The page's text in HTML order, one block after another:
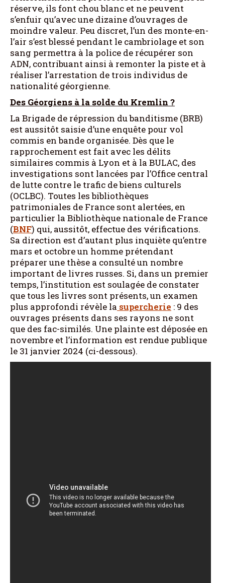
réserve, ils font chou blanc et ne peuvent
s’enfuir qu’avec une dizaine d’ouvrages de
moindre valeur. Peu discret, l’un des monte-en-
l’air s’est blessé pendant le cambriolage et son
sang permettra à la police de récupérer son
ADN, contribuant ainsi à remonter la piste et à
réaliser l’arrestation de trois individus de
nationalité géorgienne.
Des Géorgiens à la solde du Kremlin ?
La Brigade de répression du banditisme (BRB)
est aussitôt saisie d’une enquête pour vol
commis en bande organisée. Dès que le
rapprochement est fait avec les délits
similaires commis à Lyon et à la BULAC, des
investigations sont lancées par l’Office central
de lutte contre le trafic de biens culturels
(OCLBC). Toutes les bibliothèques
patrimoniales de France sont alertées, en
particulier la Bibliothèque nationale de France
(BNF) qui, aussitôt, effectue des vérifications.
Sa direction est d’autant plus inquiète qu’entre
mars et octobre un homme prétendant
préparer une thèse a consulté un nombre
important de livres russes. Si, dans un premier
temps, l’institution est soulagée de constater
que tous les livres sont présents, un examen
plus approfondi révèle la supercherie : 9 des
ouvrages présents dans ses rayons ne sont
que des fac-similés. Une plainte est déposée en
novembre et l’information est rendue publique
le 31 janvier 2024 (ci-dessous).